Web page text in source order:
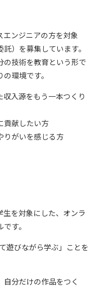
エンジニアの方を対象
）を募集しています。
の技術を教育という形で
環境です。
収入源をもう一本つくり
貢献したい方
りがいを感じる方
を対象にした、オンラ
す。
遊びながら学ぶ」ことを
分だけの作品をつく